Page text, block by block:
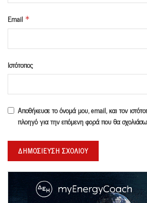
Email *
Ιστότοπος
Αποθήκευσε το όνομά μου, email, και τον
πλοηγό για την επόμενη φορά που θα